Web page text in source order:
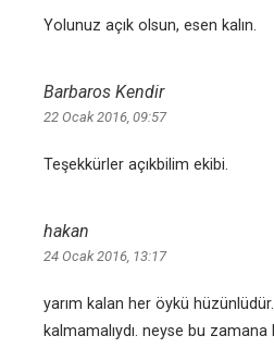
Yolunuz açık olsun, esen kalın.
Barbaros Kendir
22 Ocak 2016, 09:57
Teşekkürler açıkbilim ekibi.
hakan
24 Ocak 2016, 13:17
yarım kalan her öykü
kalmamalıydı. neyse bu zamana